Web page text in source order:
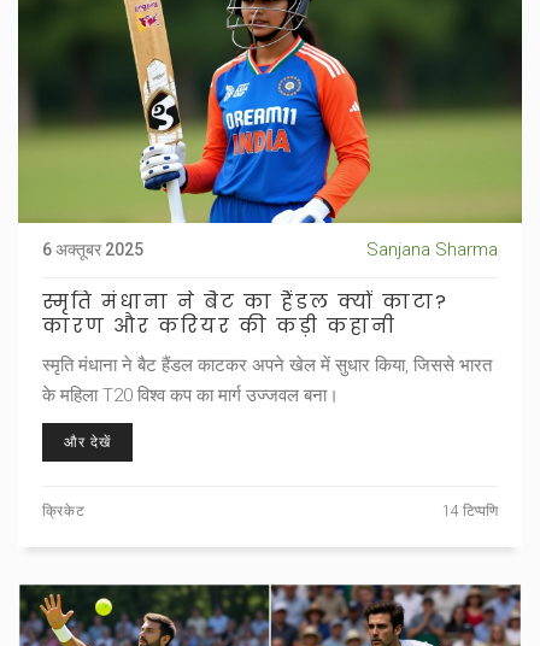
6 अक्तूबर 2025 Sanjana Sharma
स्मृति मंधाना ने बैट का हैंडल क्यों काटा?
कारण और करियर की कड़ी कहानी
स्मृति मंधाना ने बैट हैंडल काटकर अपने खेल में सुधार किया, जिससे भारत
के महिला T20 विश्व कप का मार्ग उज्जवल बना।
और देखें
क्रिकेट 14 टिप्पणि